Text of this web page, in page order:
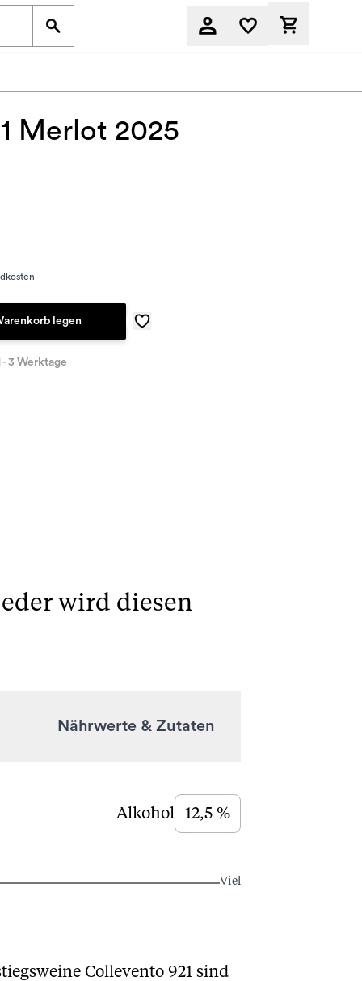
Merlot 2025
legen
3 Werktage
wird diesen
Nährwerte & Zutaten
Alkohol
12,5 %
Viel
Collevento 921 sind